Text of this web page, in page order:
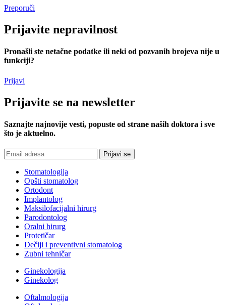
Preporuči
Prijavite nepravilnost
Pronašli ste netačne podatke ili neki od pozvanih brojeva nije u
funkciji?
Prijavi
Prijavite se na newsletter
Saznajte najnovije vesti, popuste od strane naših doktora i sve
što je aktuelno.
Stomatologija
Opšti stomatolog
Ortodont
Implantolog
Maksilofacijalni hirurg
Parodontolog
Oralni hirurg
Protetičar
Dečiji i preventivni stomatolog
Zubni tehničar
Ginekologija
Ginekolog
Oftalmologija